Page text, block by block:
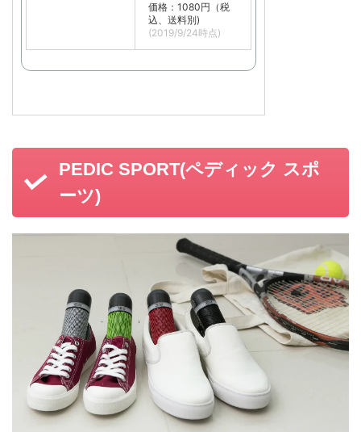
価格：1080円（税
込、送料別)
(2019/9/24時点)
PEDIC SPORT(ペディック スポ
ーツ)